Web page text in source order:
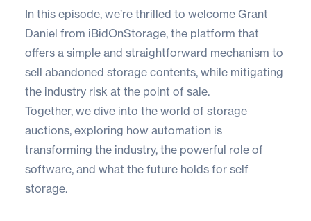
In this episode, we’re thrilled to welcome Grant
Daniel from iBidOnStorage, the platform that
offers a simple and straightforward mechanism to
sell abandoned storage contents, while mitigating
the industry risk at the point of sale.
Together, we dive into the world of storage
auctions, exploring how automation is
transforming the industry, the powerful role of
software, and what the future holds for self
storage.